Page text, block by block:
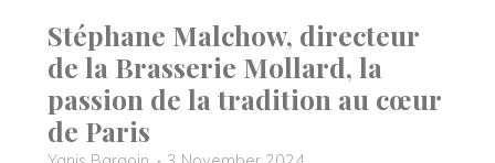
Stéphane Malchow, directeur
de la Brasserie Mollard, la
passion de la tradition au cœur
de Paris